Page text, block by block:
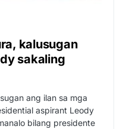
kalusugan
sakaling
ang ilan sa mga
aspirant Leody
bilang presidente